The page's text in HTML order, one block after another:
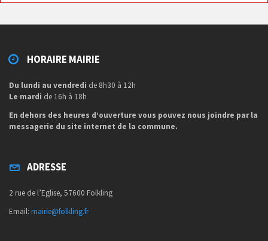
HORAIRE MAIRIE
Du lundi au vendredi de 8h30 à 12h
Le mardi de 16h à 18h
En dehors des heures d’ouverture vous pouvez nous joindre par la
messagerie du site internet de la commune.
ADRESSE
2 rue de l’Eglise, 57600 Folkling
Email: mairie@folkling.fr